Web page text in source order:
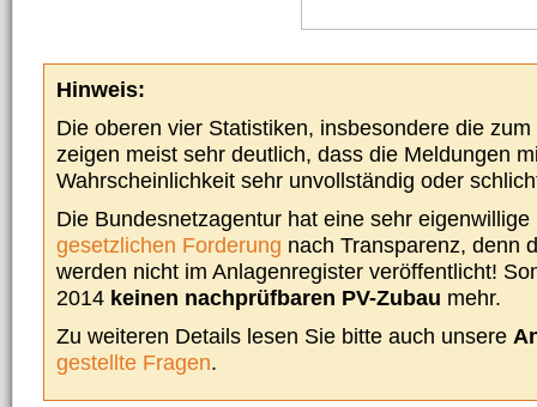
Hinweis:
Die oberen vier Statistiken, insbesondere die
zeigen meist sehr deutlich, dass die Meldungen
Wahrscheinlichkeit sehr unvollständig oder
Die Bundesnetzagentur hat eine sehr
gesetzlichen Forderung nach Transparenz, denn
werden nicht im Anlagenregister veröffentlicht!
2014 keinen nachprüfbaren PV-Zubau mehr.
Zu weiteren Details lesen Sie bitte auch unsere
gestellte Fragen.